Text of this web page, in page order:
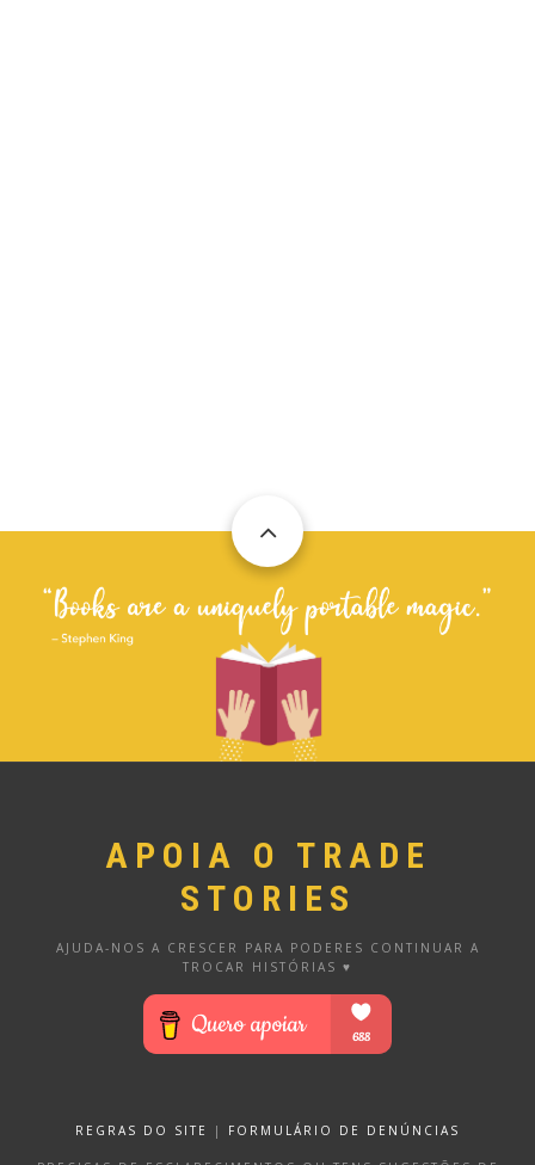
APOIA O TRADE
STORIES
AJUDA-NOS A CRESCER PARA PODERES CONTINUAR A
TROCAR HISTÓRIAS ♥
REGRAS DO SITE | FORMULÁRIO DE DENÚNCIAS